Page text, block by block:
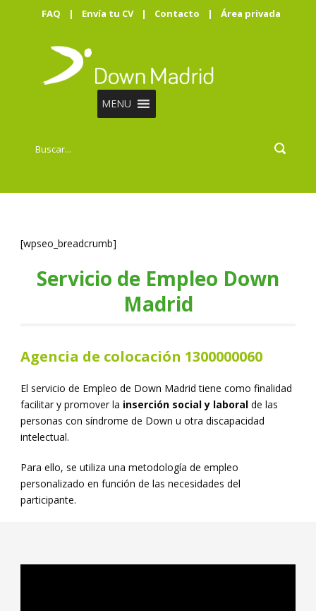
FAQ | Envía tu CV | Contacto | Área privada
MENU
[wpseo_breadcrumb]
Servicio de Empleo Down
Madrid
Agencia de colocación 1300000060
El servicio de Empleo de Down Madrid tiene como finalidad
facilitar y promover la inserción social y laboral de las
personas con síndrome de Down u otra discapacidad
intelectual.
Para ello, se utiliza una metodología de empleo
personalizado en función de las necesidades del
participante.